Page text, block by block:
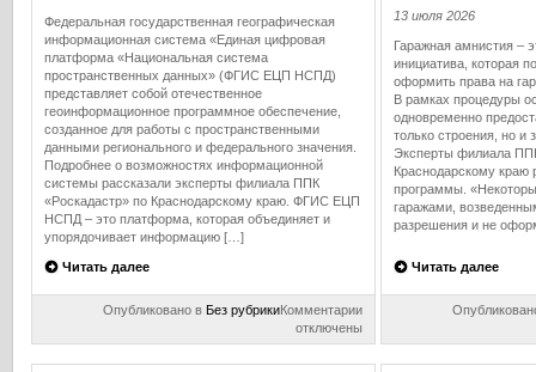
Федеральная государственная географическая
информационная система «Единая цифровая
платформа «Национальная система
пространственных данных» (ФГИС ЕЦП НСПД)
представляет собой отечественное
геоинформационное программное обеспечение,
созданное для работы с пространственными
данными регионального и федерального значения.
Подробнее о возможностях информационной
системы рассказали эксперты филиала ППК
«Роскадастр» по Краснодарскому краю. ФГИС ЕЦП
НСПД – это платформа, которая объединяет и
упорядочивает информацию […]
Читать далее
Опубликовано в Без рубрикиКомментариик
ФГИС
ЕЦП
отключены
13 июля 2026
Гаражная амнистия –
инициатива, которая
оформить права на
В рамках процедуры
одновременно
только строения, но и
Эксперты филиала
Краснодарскому краю
программы.
гаражами,
разрешения и не
Читать далее